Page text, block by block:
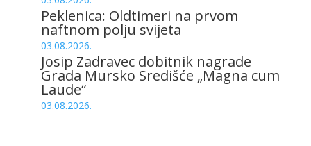
Peklenica: Oldtimeri na prvom
naftnom polju svijeta
03.08.2026.
Josip Zadravec dobitnik nagrade
Grada Mursko Središće „Magna cum
Laude“
03.08.2026.